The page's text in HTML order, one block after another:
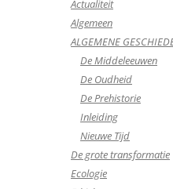
Actualiteit
Algemeen
ALGEMENE
De Middeleeuwen
De Oudheid
De Prehistorie
Inleiding
Nieuwe Tijd
De grote transformatie
Ecologie